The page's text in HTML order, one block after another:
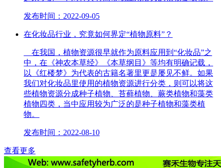
发布时间：2022-09-05
在化妆品行业，究竟如何界定“植物原料”？
在我国，植物资源很早就作为原料应用到“化妆品”之
中，在《神农本草经》《本草纲目》等均有明确记载，
以《红楼梦》为代表的古籍名著里更是屡见不鲜。如果
我们对化妆品里使用的植物资源进行分类，则可以将这
些植物资源分成种子植物、苔藓植物、蕨类植物和藻类
植物四类，当中应用较为广泛的是种子植物和藻类植
物。
发布时间：2022-08-10
查看更多